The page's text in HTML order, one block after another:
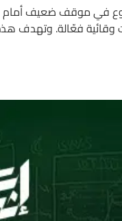
في موقف ضعيف
وقائية فعّالة. وتهدف